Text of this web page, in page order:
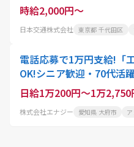
時給2,000円～
日本交通株式会社 東京都 千代田区
電話応募で1万円支給!「
OK!シニア歓迎・70代活
日給1万200円～1万2,750
株式会社エナジー 愛知県 大府市